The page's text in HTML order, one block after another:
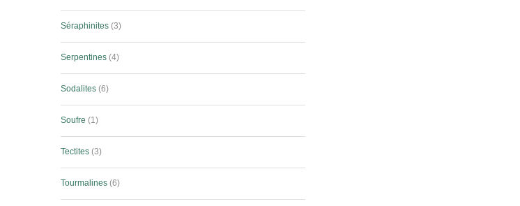
Séraphinites 3
Serpentines 4
Sodalites 6
Soufre 1
Tectites 3
Tourmalines 6